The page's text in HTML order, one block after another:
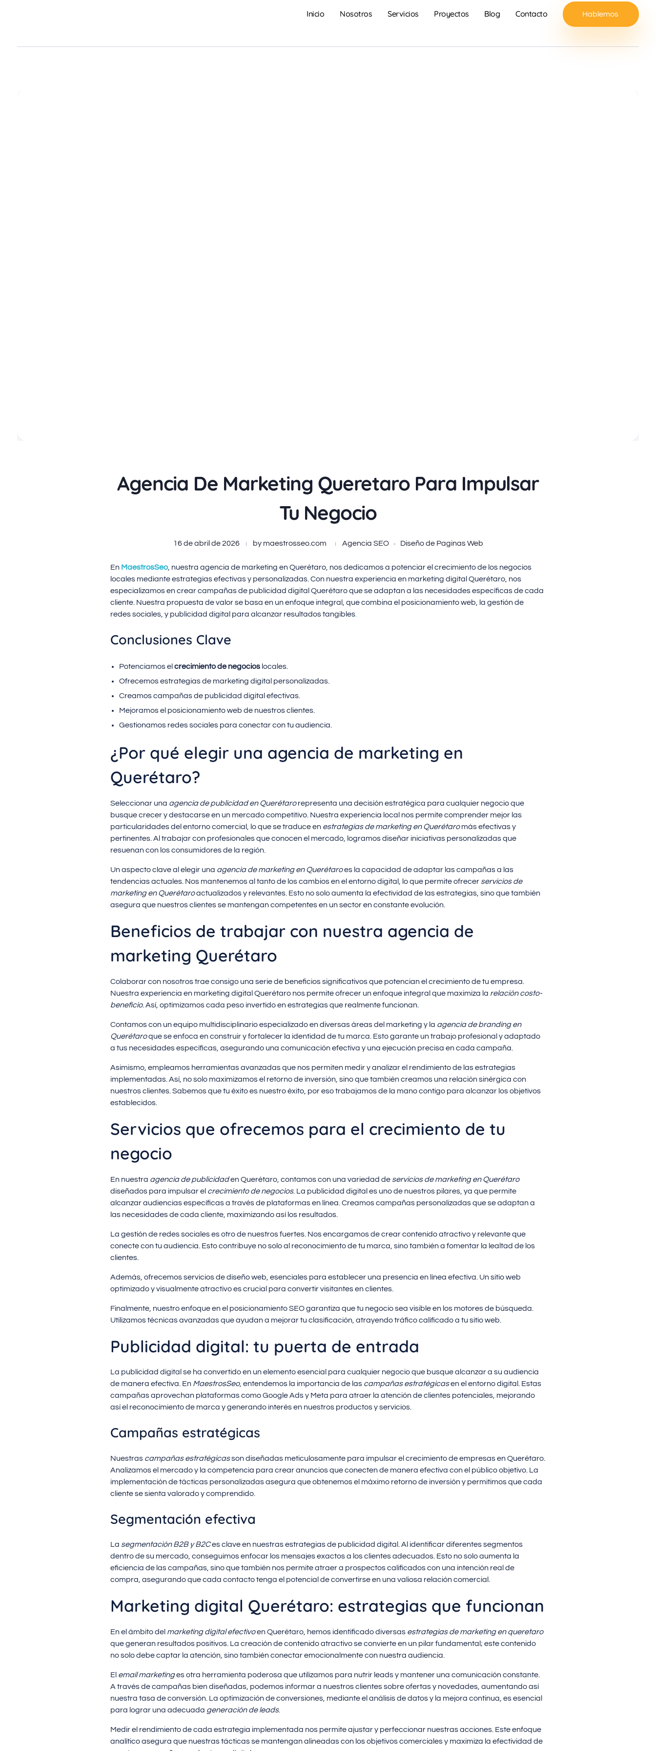
Inicio Nosotros Servicios Proyectos Blog Contacto Hablemos
Agencia De Marketing Queretaro Para Impulsar
Tu Negocio
16 de abril de 2026 by maestrosseo.com Agencia SEO Diseño de Paginas Web
En MaestrosSeo, nuestra agencia de marketing en Querétaro, nos dedicamos a potenciar el crecimiento de los negocios
locales mediante estrategias efectivas y personalizadas. Con nuestra experiencia en marketing digital Querétaro, nos
especializamos en crear campañas de publicidad digital Querétaro que se adaptan a las necesidades específicas de cada
cliente. Nuestra propuesta de valor se basa en un enfoque integral, que combina el posicionamiento web, la gestión de
redes sociales, y publicidad digital para alcanzar resultados tangibles
Conclusiones Clave
Potenciamos el crecimiento de negocioslocales.
Ofrecemos estrategias de marketing digital personalizadas.
Creamos campañas de publicidad digital efectivas.
Mejoramos el posicionamiento web de nuestros clientes.
Gestionamos redes sociales para conectar con tu audiencia.
¿Por qué elegir una agencia de marketing en
Querétaro?
Seleccionar una agencia de publicidad en Querétarorepresenta una decisión estratégica para cualquier negocio que
busque crecer y destacarse en un mercado competitivo. Nuestra experiencia local nos permite comprender mejor las
particularidades del entorno comercial, lo que se traduce en estrategias de marketing en Querétaromás efectivas y
pertinentes. Al trabajar con profesionales que conocen el mercado, logramos diseñar iniciativas personalizadas que
resuenan con los consumidores de la región.
Un aspecto clave al elegir una agencia de marketing en Querétaroes la capacidad de adaptar las campañas a las
tendencias actuales. Nos mantenemos al tanto de los cambios en el entorno digital, lo que permite ofrecer servicios de
marketing en Querétaroactualizados y relevantes. Esto no solo aumenta la efectividad de las estrategias, sino que también
asegura que nuestros clientes se mantengan competentes en un sector en constante evolución.
Beneficios de trabajar con nuestra agencia de
marketing Querétaro
Colaborar con nosotros trae consigo una serie de beneficios significativos que potencian el crecimiento de tu empresa.
Nuestra experiencia en marketing digital Querétaro nos permite ofrecer un enfoque integral que maximiza la relación costo-
beneficio. Así, optimizamos cada peso invertido en estrategias que realmente funcionan.
Contamos con un equipo multidisciplinario especializado en diversas áreas del marketing y la agencia de branding en
Querétaroque se enfoca en construir y fortalecer la identidad de tu marca. Esto garante un trabajo profesional y adaptado
a tus necesidades específicas, asegurando una comunicación efectiva y una ejecución precisa en cada campaña.
Asimismo, empleamos herramientas avanzadas que nos permiten medir y analizar el rendimiento de las estrategias
implementadas. Así, no solo maximizamos el retorno de inversión, sino que también creamos una relación sinérgica con
nuestros clientes. Sabemos que tu éxito es nuestro éxito, por eso trabajamos de la mano contigo para alcanzar los objetivos
establecidos.
Servicios que ofrecemos para el crecimiento de tu
negocio
En nuestra agencia de publicidaden Querétaro, contamos con una variedad de servicios de marketing en Querétaro
diseñados para impulsar el crecimiento de negocios. La publicidad digital es uno de nuestros pilares, ya que permite
alcanzar audiencias específicas a través de plataformas en línea. Creamos campañas personalizadas que se adaptan a
las necesidades de cada cliente, maximizando así los resultados.
La gestión de redes sociales es otro de nuestros fuertes. Nos encargamos de crear contenido atractivo y relevante que
conecte con tu audiencia. Esto contribuye no solo al reconocimiento de tu marca, sino también a fomentar la lealtad de los
clientes.
Además, ofrecemos servicios de diseño web, esenciales para establecer una presencia en línea efectiva. Un sitio web
optimizado y visualmente atractivo es crucial para convertir visitantes en clientes.
Finalmente, nuestro enfoque en el posicionamiento SEO garantiza que tu negocio sea visible en los motores de búsqueda.
Utilizamos técnicas avanzadas que ayudan a mejorar tu clasificación, atrayendo tráfico calificado a tu sitio web.
Publicidad digital: tu puerta de entrada
La publicidad digital se ha convertido en un elemento esencial para cualquier negocio que busque alcanzar a su audiencia
de manera efectiva. En MaestrosSeo, entendemos la importancia de las campañas estratégicasen el entorno digital. Estas
campañas aprovechan plataformas como Google Ads y Meta para atraer la atención de clientes potenciales, mejorando
así el reconocimiento de marca y generando interés en nuestros productos y servicios.
Campañas estratégicas
Nuestras campañas estratégicasson diseñadas meticulosamente para impulsar el crecimiento de empresas en Querétaro.
Analizamos el mercado y la competencia para crear anuncios que conecten de manera efectiva con el público objetivo. La
implementación de tácticas personalizadas asegura que obtenemos el máximo retorno de inversión y permitimos que cada
cliente se sienta valorado y comprendido.
Segmentación efectiva
La segmentación B2B y B2Ces clave en nuestras estrategias de publicidad digital. Al identificar diferentes segmentos
dentro de su mercado, conseguimos enfocar los mensajes exactos a los clientes adecuados. Esto no solo aumenta la
eficiencia de las campañas, sino que también nos permite atraer a prospectos calificados con una intención real de
compra, asegurando que cada contacto tenga el potencial de convertirse en una valiosa relación comercial.
Marketing digital Querétaro: estrategias que funcionan
En el ámbito del marketing digital efectivoen Querétaro, hemos identificado diversas estrategias de marketing en queretaro
que generan resultados positivos. La creación de contenido atractivo se convierte en un pilar fundamental; este contenido
no solo debe captar la atención, sino también conectar emocionalmente con nuestra audiencia.
El email marketinges otra herramienta poderosa que utilizamos para nutrir leads y mantener una comunicación constante.
A través de campañas bien diseñadas, podemos informar a nuestros clientes sobre ofertas y novedades, aumentando así
nuestra tasa de conversión. La optimización de conversiones, mediante el análisis de datos y la mejora continua, es esencial
para lograr una adecuada generación de leads.
Medir el rendimiento de cada estrategia implementada nos permite ajustar y perfeccionar nuestras acciones. Este enfoque
analítico asegura que nuestras tácticas se mantengan alineadas con los objetivos comerciales y maximiza la efectividad de